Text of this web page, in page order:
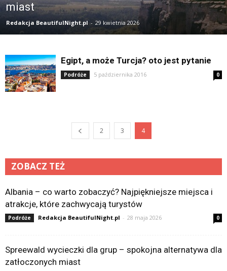
miast
Redakcja BeautifulNight.pl - 29 kwietnia 2026
Egipt, a może Turcja? oto jest pytanie
Podróże 5 października 2016 0
2 3 4
ZOBACZ TEŻ
Albania – co warto zobaczyć? Najpiękniejsze miejsca i
atrakcje, które zachwycają turystów
Podróże Redakcja BeautifulNight.pl - 28 maja 2026 0
Spreewald wycieczki dla grup – spokojna alternatywa dla
zatłoczonych miast